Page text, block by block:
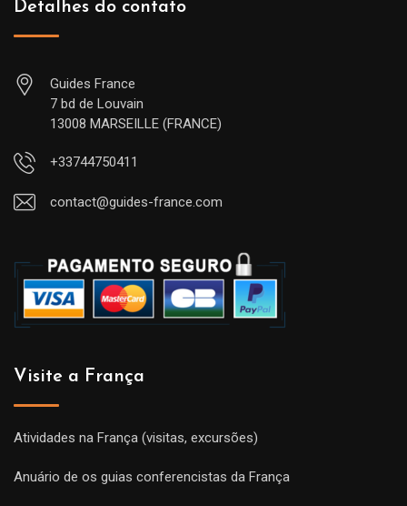
Detalhes do contato
Guides France
7 bd de Louvain
13008 MARSEILLE (FRANCE)
+33744750411
contact@guides-france.com
Visite a França
Atividades na França (visitas, excursões)
Anuário de os guias conferencistas da França